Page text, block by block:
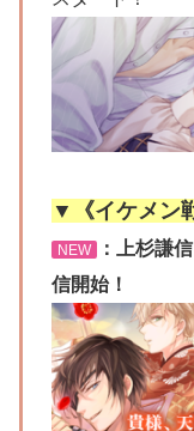
▼《イケメン
NEW
：上杉謙
信開始！